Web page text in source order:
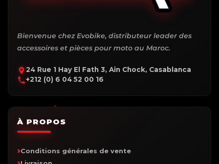
Bienvenue chez Evobike, distributeur leader des
accessoires et pièces pour moto au Maroc.
24 Rue 1 Hay El Fath 3, Ain Chock, Casablanca
+212 (0) 6 04 52 00 16
À PROPOS
Conditions générales de vente